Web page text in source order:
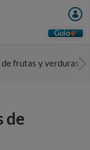
Guio
frutas y verduras
de